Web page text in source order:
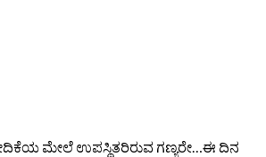
ಮೇಲೆ ಉಪಸ್ಥಿತರಿರುವ ಗಣ್ಯರೇ…ಈ ದಿನ